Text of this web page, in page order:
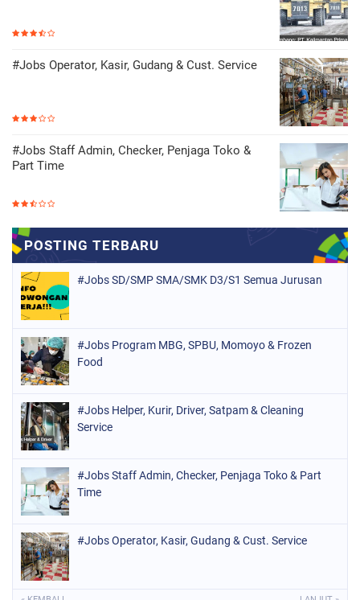
#Jobs Operator, Kasir, Gudang & Cust. Service
#Jobs Staff Admin, Checker, Penjaga Toko &
Part Time
#Jobs SD/SMP SMA/SMK D3/S1 Semua Jurusan
#Jobs Program MBG, SPBU, Momoyo & Frozen
Food
#Jobs Helper, Kurir, Driver, Satpam & Cleaning
Service
#Jobs Staff Admin, Checker, Penjaga Toko & Part
Time
#Jobs Operator, Kasir, Gudang & Cust. Service